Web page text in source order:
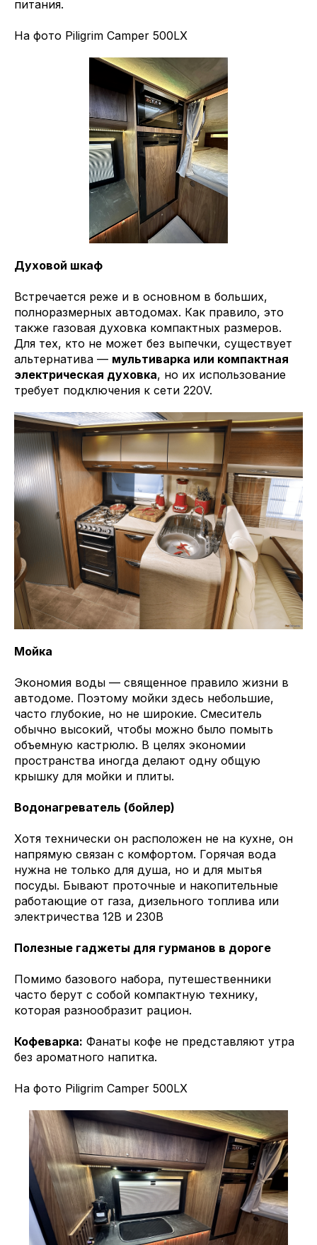
питания.
На фото Piligrim Camper 500LX
Духовой шкаф
Встречается реже и в основном в больших,
полноразмерных автодомах. Как правило, это
также газовая духовка компактных размеров.
Для тех, кто не может без выпечки, существует
альтернатива — мультиварка или компактная
электрическая духовка, но их использование
требует подключения к сети 220V.
Мойка
Экономия воды — священное правило жизни в
автодоме. Поэтому мойки здесь небольшие,
часто глубокие, но не широкие. Смеситель
обычно высокий, чтобы можно было помыть
объемную кастрюлю. В целях экономии
пространства иногда делают одну общую
крышку для мойки и плиты.
Водонагреватель (бойлер)
Хотя технически он расположен не на кухне, он
напрямую связан с комфортом. Горячая вода
нужна не только для душа, но и для мытья
посуды. Бывают проточные и накопительные
работающие от газа, дизельного топлива или
электричества 12В и 230В
Полезные гаджеты для гурманов в дороге
Помимо базового набора, путешественники
часто берут с собой компактную технику,
которая разнообразит рацион.
Кофеварка: Фанаты кофе не представляют утра
без ароматного напитка.
На фото Piligrim Camper 500LX